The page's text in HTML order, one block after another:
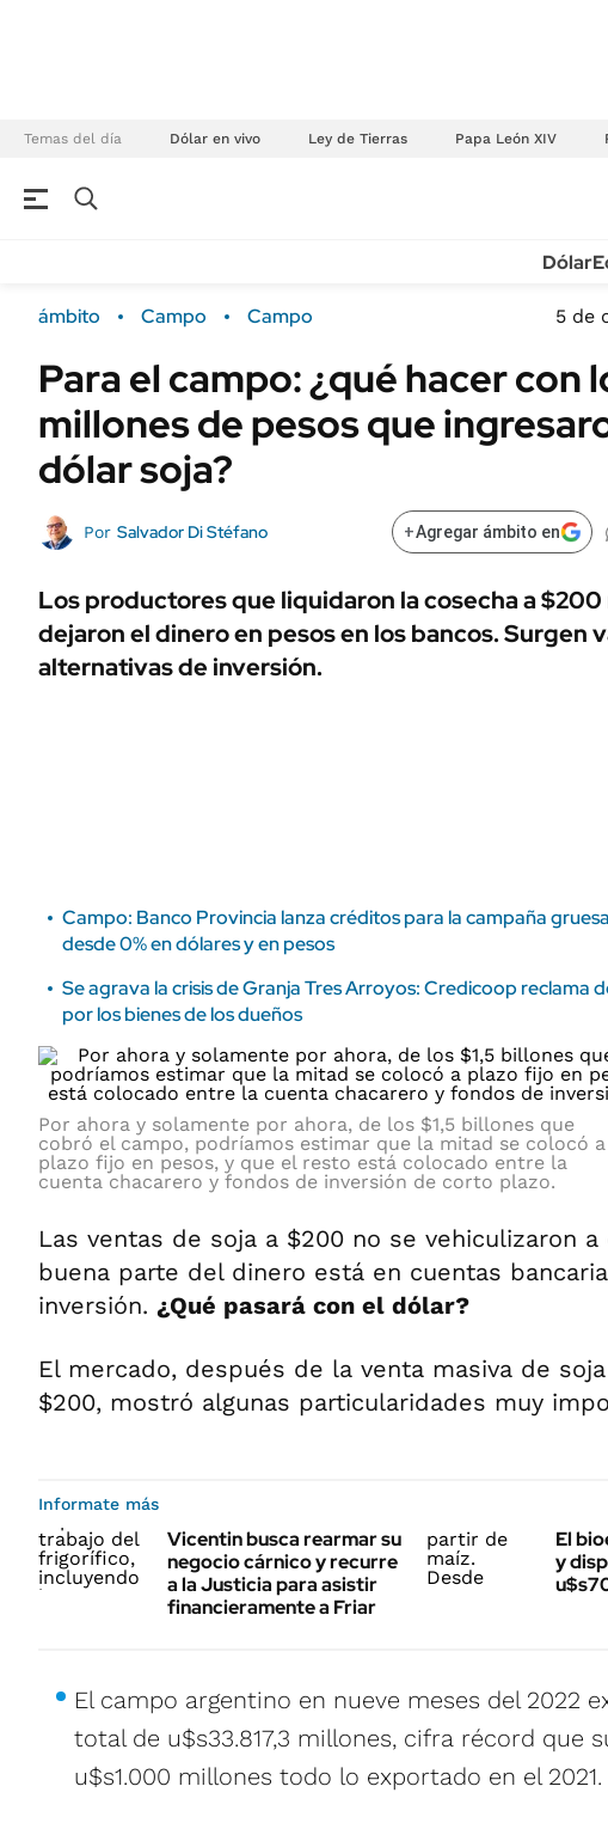
Temas del día Dólar en vivo Ley de Tierras Papa León XIV
Campo
FINANZAS
Dólar
ÁMBITO DEBATE
Sustentabilidad
ENERGY REPORT
URUGUAY
Dólar
ámbito Campo Campo 5 de
Para el campo: ¿qué hacer con
millones de pesos que
dólar soja?
Por Salvador Di Stéfano +Agregar ámbito en
Los productores que liquidaron la cosecha a $200
dejaron el dinero en pesos en los bancos. Surgen
alternativas de inversión.
Campo: Banco Provincia lanza créditos para la campaña
desde 0% en dólares y en pesos
Se agrava la crisis de Granja Tres Arroyos: Credicoop reclama
por los bienes de los dueños
Por ahora y solamente por ahora, de los $1,5 billones que
cobró el campo, podríamos estimar que la mitad se colocó a
plazo fijo en pesos, y que el resto está colocado entre la
cuenta chacarero y fondos de inversión de corto plazo.
Las ventas de soja a $200 no se vehiculizaron
buena parte del dinero está en cuentas
inversión. ¿Qué pasará con el dólar?
El mercado, después de la venta masiva de
$200, mostró algunas particularidades muy
Informate más
Vicentin busca rearmar su
negocio cárnico y recurre
a la Justicia para asistir
financieramente a Friar
El
y
El campo argentino en nueve meses del 2022
total de u$s33.817,3 millones, cifra récord que
u$s1.000 millones todo lo exportado en el 2021.